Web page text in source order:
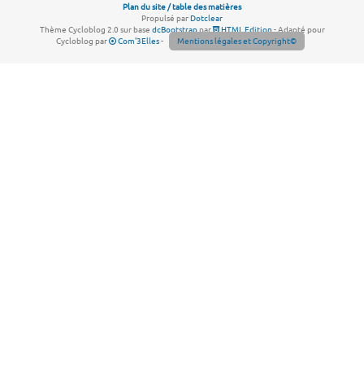
Plan du site / table des matières
Propulsé parDotclear
Thème Cycloblog 2.0 sur base dcBootstrappar HTML Edition - Adapté pour
Cycloblog par
Com'3Elles- Mentions légales et Copyright©